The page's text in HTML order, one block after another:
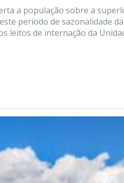
a população sobre a
período de sazonalidade
leitos de internação da